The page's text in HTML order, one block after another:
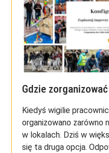
Gdzie
Kiedyś wigilie
organizowano zarówno
w lokalach. Dziś w
się ta druga opcja.